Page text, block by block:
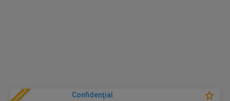
Confidenţial